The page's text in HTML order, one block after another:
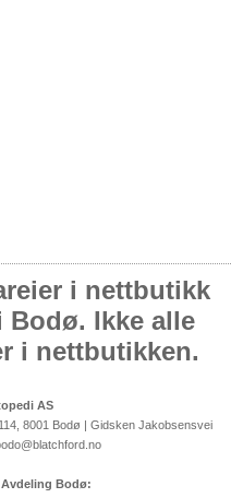
i nettbutikk
Ikke alle
i nettbutikken.
AS
8001 Bodø | Gidsken Jakobsensvei
Bodø: